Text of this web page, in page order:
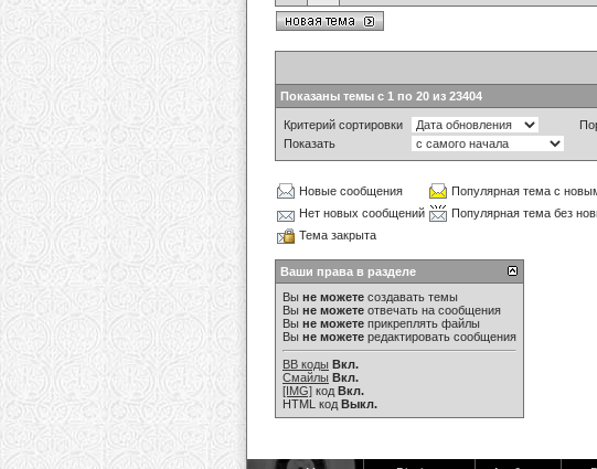
Показаны темы с 1 по 20 из 23404
Критерий сортировки
Показать
Новые сообщения
Популярная тема с
Нет новых сообщений
Популярная тема без
Тема закрыта
Ваши права в разделе
Вы не можете создавать темы
Вы не можете отвечать на сообщения
Вы не можете прикреплять файлы
Вы не можете редактировать сообщения
BB коды Вкл.
Смайлы Вкл.
[IMG] код Вкл.
HTML код Выкл.